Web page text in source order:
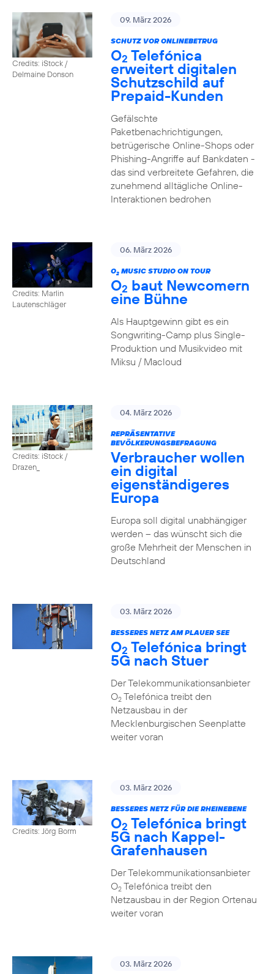
Credits: iStock /
Delmaine Donson
09. März 2026
SCHUTZ VOR ONLINEBETRUG
O2 Telefónica
erweitert digitalen
Schutzschild auf
Prepaid-Kunden
Gefälschte
Paketbenachrichtigungen,
betrügerische Online-Shops oder
Phishing-Angriffe auf Bankdaten -
das sind verbreitete Gefahren, die
zunehmend alltägliche Online-
Interaktionen bedrohen
Credits: Marlin
Lautenschläger
06. März 2026
O2MUSIC STUDIO ON TOUR
O2 baut Newcomern
eine Bühne
Als Hauptgewinn gibt es ein
Songwriting-Camp plus Single-
Produktion und Musikvideo mit
Miksu / Macloud
Credits: iStock /
Drazen_
04. März 2026
REPRÄSENTATIVE
BEVÖLKERUNGSBEFRAGUNG
Verbraucher wollen
ein digital
eigenständigeres
Europa
Europa soll digital unabhängiger
werden – das wünscht sich die
große Mehrheit der Menschen in
Deutschland
03. März 2026
BESSERES NETZ AM PLAUER SEE
O2 Telefónica bringt
5G nach Stuer
Der Telekommunikationsanbieter
O2Telefónica treibt den
Netzausbau in der
Mecklenburgischen Seenplatte
weiter voran
Credits: Jörg Borm
03. März 2026
BESSERES NETZ FÜR DIE RHEINEBENE
O2 Telefónica bringt
5G nach Kappel-
Grafenhausen
Der Telekommunikationsanbieter
O2Telefónica treibt den
Netzausbau in der Region Ortenau
weiter voran
03. März 2026